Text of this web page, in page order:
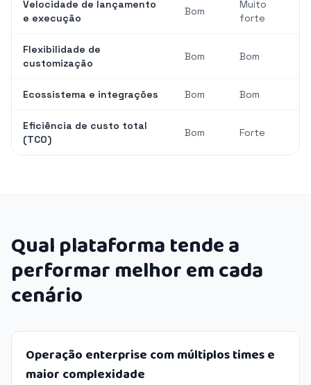
Velocidade de lançamento
e execução
Bom
Muito
forte
Flexibilidade de
customização
Bom Bom
Ecossistema e integrações Bom Bom
Eficiência de custo total
(TCO)
Bom Forte
Qual plataforma tende a
performar melhor em cada
cenário
Operação enterprise com múltiplos times e
maior complexidade